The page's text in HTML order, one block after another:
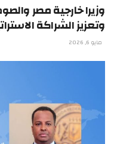
وزيرا خارجية مصر
وتعزيز الشراكة
مايو 6, 2026